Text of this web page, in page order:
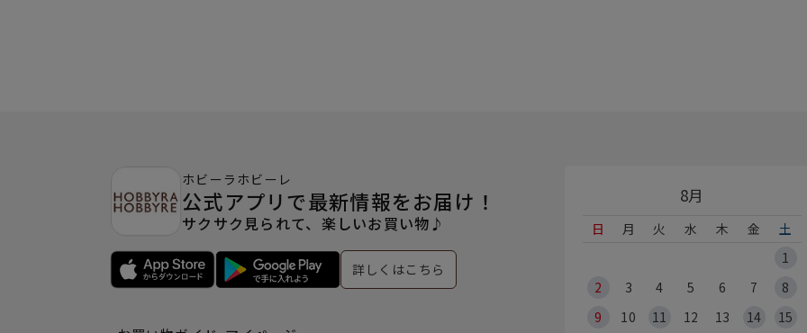
8月
日 月 火 水 木 金
土
1
2
3 4 5 6 7
8
9
10 11 12 13 14 15
ホビーラホビーレ
公式アプリで最新情報をお届け！
サクサク見られて、楽しいお買い物♪
詳しくはこちら